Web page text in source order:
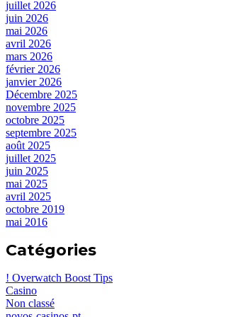
juillet 2026
juin 2026
mai 2026
avril 2026
mars 2026
février 2026
janvier 2026
Décembre 2025
novembre 2025
octobre 2025
septembre 2025
août 2025
juillet 2025
juin 2025
mai 2025
avril 2025
octobre 2019
mai 2016
Catégories
! Overwatch Boost Tips
Casino
Non classé